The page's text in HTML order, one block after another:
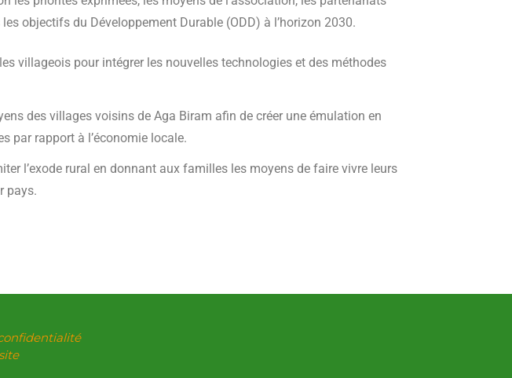
objectifs du Développement Durable (ODD) à l’horizon 2030.
villageois pour intégrer les nouvelles technologies et des méthodes
des villages voisins de Aga Biram afin de créer une émulation en
par rapport à l’économie locale.
l’exode rural en donnant aux familles les moyens de faire vivre leurs
pays.